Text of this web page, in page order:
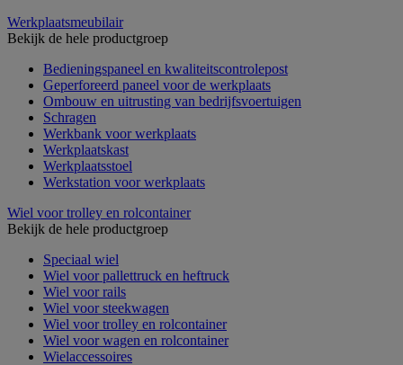
Werkplaatsmeubilair
Bekijk de hele productgroep
Bedieningspaneel en kwaliteitscontrolepost
Geperforeerd paneel voor de werkplaats
Ombouw en uitrusting van bedrijfsvoertuigen
Schragen
Werkbank voor werkplaats
Werkplaatskast
Werkplaatsstoel
Werkstation voor werkplaats
Wiel voor trolley en rolcontainer
Bekijk de hele productgroep
Speciaal wiel
Wiel voor pallettruck en heftruck
Wiel voor rails
Wiel voor steekwagen
Wiel voor trolley en rolcontainer
Wiel voor wagen en rolcontainer
Wielaccessoires